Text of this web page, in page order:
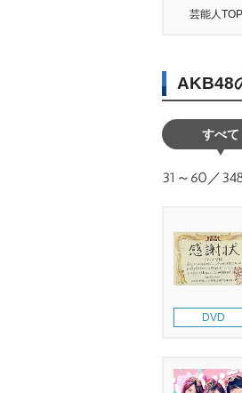
芸能人TOP
AKB48
すべて
31～60／
DVD